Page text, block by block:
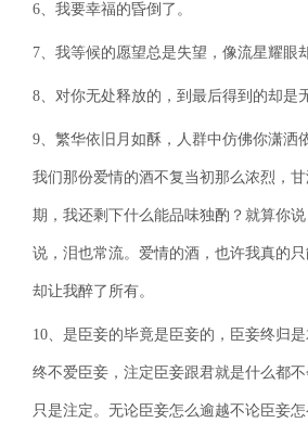
6、我要幸福的昏倒了。
7、我等候的愿望总是失望，像流星耀眼
8、对你无处释放的，到最后得到的却是
9、繁华依旧月如酥，人群中仿佛你潇洒
我们那份爱情的酒不复当初那么浓烈，
期，我还剩下什么能品味独酌？就算你
说，泪也常流。爱情的酒，也许我真的
却让我醉了所有。
10、是臣妾的毕竟是臣妾的，臣妾终归
终不爱臣妾，注定臣妾跟君就是什么都
只是注定。无论臣妾怎么逾越不论臣妾